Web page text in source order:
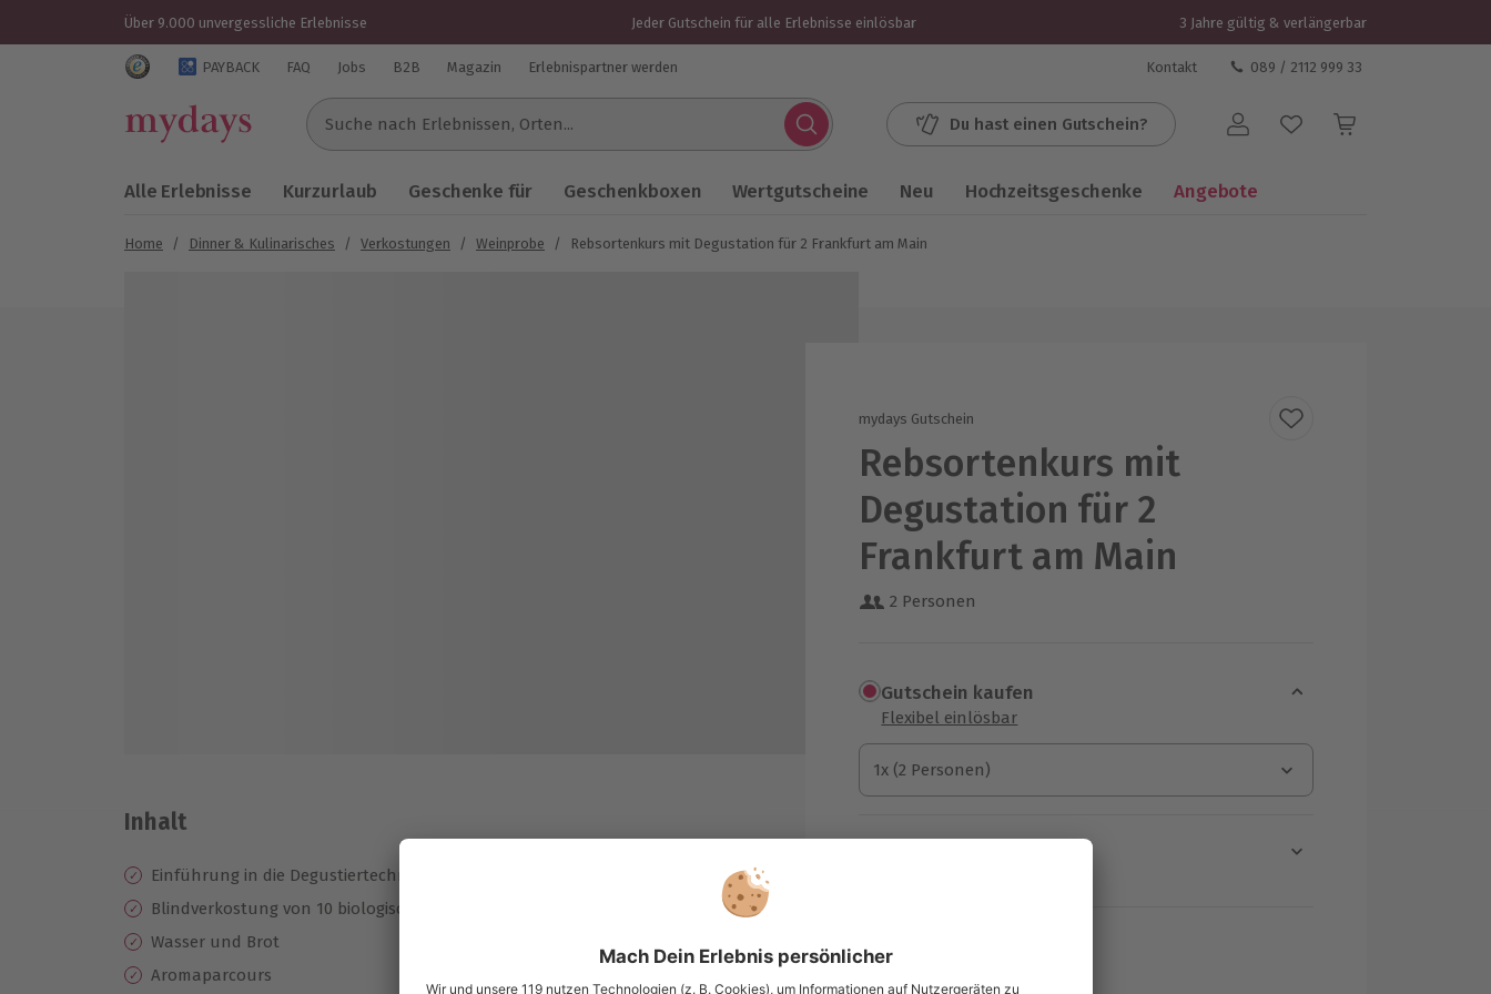
Über 9.000 unvergessliche Erlebnisse Jeder Gutschein für alle Erlebnisse einlösbar 3 Jahre gültig & verlängerbar
Trustedshops Bewertungen für mydays.de
PAYBACK FAQ Jobs B2B Magazin Erlebnispartner werden Kontakt 089 / 2112 999 33
Suche nach Erlebnissen...
Du hast einen Gutschein? Benutzerkonto
Alle Erlebnisse Kurzurlaub Geschenke für Geschenkboxen Wertgutscheine Neu Hochzeitsgeschenke Angebote
Home / Dinner & Kulinarisches / Verkostungen / Weinprobe / Rebsortenkurs mit Degustation für 2 Frankfurt am Main
mydays Gutschein
Rebsortenkurs mit
Degustation für 2
Frankfurt am Main
2 Personen
Gutschein kaufen
Flexibel einlösbar
1x (2 Personen)
1x (2 Personen)
1x (2 Personen)
99,90 €
Inhalt
Einführung in die Degustiertechnik
Blindverkostung von 10 biologischen Weinen
Wasser und Brot
Aromaparcours